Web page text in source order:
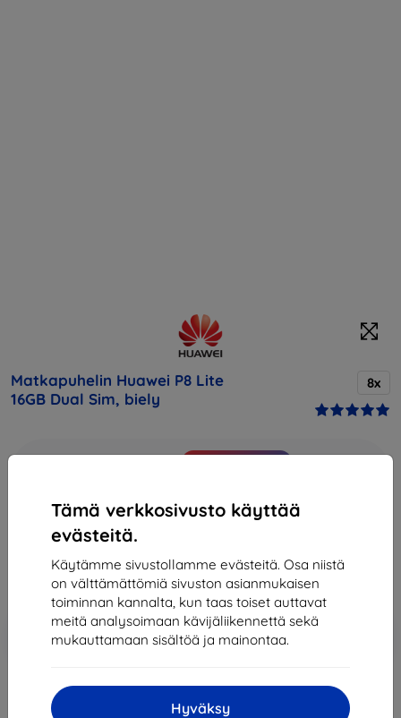
Tämä verkkosivusto käyttää
evästeitä.
Käytämme sivustollamme evästeitä. Osa niistä
on välttämättömiä sivuston asianmukaisen
toiminnan kannalta, kun taas toiset auttavat
meitä analysoimaan kävijäliikennettä sekä
mukauttamaan sisältöä ja mainontaa.
Hyväksy
Matkapuhelin Huawei P8 Lite
16GB Dual Sim, biely
8x
199,90 €
179,91 €
Hinta ilman ALV:tä145,09 €
-10%
Alennus kupongilla
EXTRA10
Lisää
ostoskoriin
Loppuunmyyty